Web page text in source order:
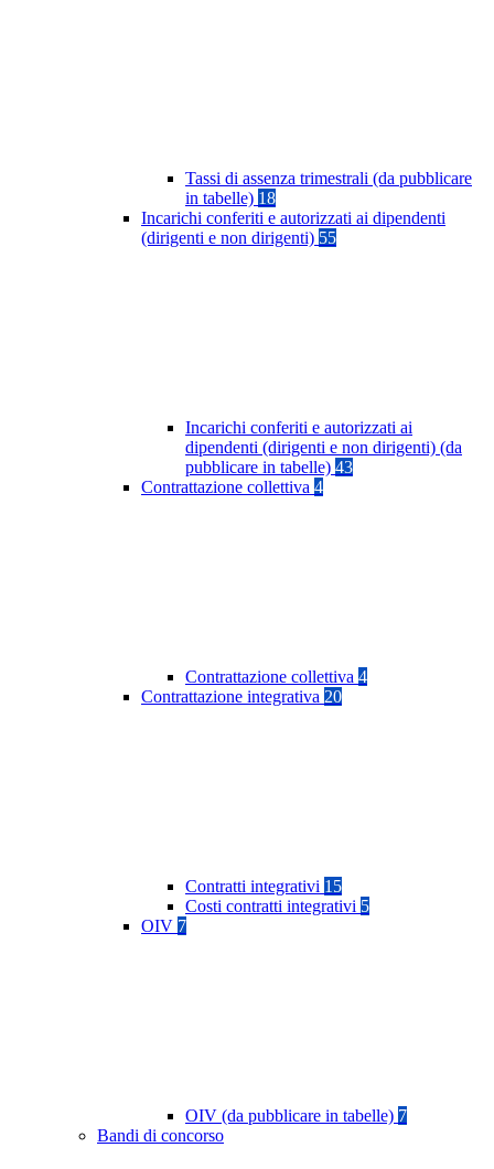
Tassi di assenza trimestrali (da pubblicare
in tabelle) 18
Incarichi conferiti e autorizzati ai dipendenti
(dirigenti e non dirigenti) 55
Incarichi conferiti e autorizzati ai
dipendenti (dirigenti e non dirigenti) (da
pubblicare in tabelle) 43
Contrattazione collettiva 4
Contrattazione collettiva 4
Contrattazione integrativa 20
Contratti integrativi 15
Costi contratti integrativi 5
OIV 7
OIV (da pubblicare in tabelle) 7
Bandi di concorso